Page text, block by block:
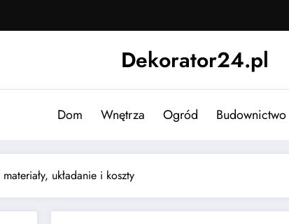
Dekorator24.pl
Dom Wnętrza Ogród Budownictwo
układanie i koszty